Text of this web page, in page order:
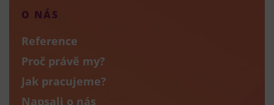
O NÁS
Reference
Proč právě my?
Jak pracujeme?
Napsali o nás